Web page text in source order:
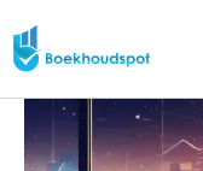
naar
de